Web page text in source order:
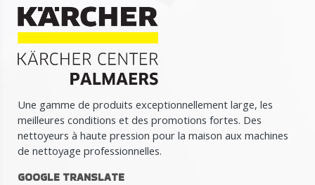
Une gamme de produits exceptionnellement large, les
meilleures conditions et des promotions fortes. Des
nettoyeurs à haute pression pour la maison aux machines
de nettoyage professionnelles.
GOOGLE TRANSLATE